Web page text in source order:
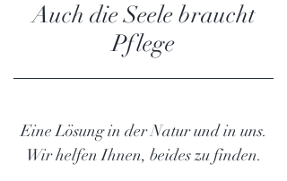
Auch die Seele braucht
Pflege
Eine Lösung in der Natur und in uns.
Wir helfen Ihnen, beides zu finden.